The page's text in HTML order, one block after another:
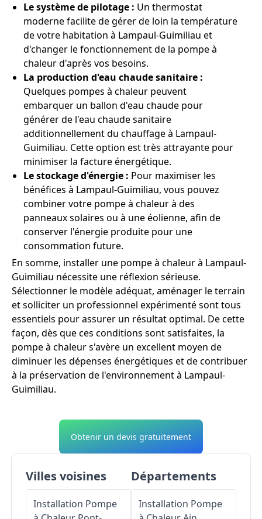
Le système de pilotage : Un thermostat
moderne facilite de gérer de loin la température
de votre habitation à Lampaul-Guimiliau et
d'changer le fonctionnement de la pompe à
chaleur d'après vos besoins.
La production d'eau chaude sanitaire :
Quelques pompes à chaleur peuvent
embarquer un ballon d'eau chaude pour
générer de l'eau chaude sanitaire
additionnellement du chauffage à Lampaul-
Guimiliau. Cette option est très attrayante pour
minimiser la facture énergétique.
Le stockage d'énergie : Pour maximiser les
bénéfices à Lampaul-Guimiliau, vous pouvez
combiner votre pompe à chaleur à des
panneaux solaires ou à une éolienne, afin de
conserver l'énergie produite pour une
consommation future.
En somme, installer une pompe à chaleur à Lampaul-
Guimiliau nécessite une réflexion sérieuse.
Sélectionner le modèle adéquat, aménager le terrain
et solliciter un professionnel expérimenté sont tous
essentiels pour assurer un résultat optimal. De cette
façon, dès que ces conditions sont satisfaites, la
pompe à chaleur s'avère un excellent moyen de
diminuer les dépenses énergétiques et de contribuer
à la préservation de l'environnement à Lampaul-
Guimiliau.
Obtenir un devis gratuitement
Villes voisines
Installation Pompe
Départements
Installation Pompe